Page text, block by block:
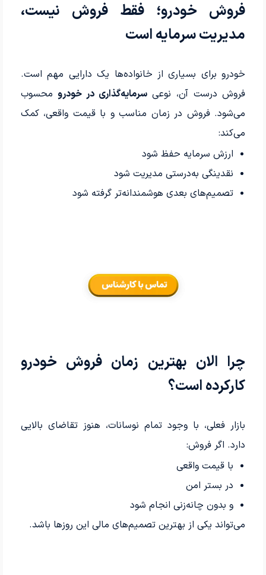
فروش خودرو؛ فقط فروش نیست،
مدیریت سرمایه است
خودرو برای بسیاری از خانواده‌ها یک دارایی مهم است.
فروش درست آن، نوعیسرمایه‌گذاری در خودرومحسوب
می‌شود. فروش در زمان مناسب و با قیمت واقعی، کمک
می‌کند:
ارزش سرمایه حفظ شود
نقدینگی به‌درستی مدیریت شود
تصمیم‌های بعدی هوشمندانه‌تر گرفته شود
چرا الان بهترین زمان فروش خودرو
کارکرده است؟
بازار فعلی، با وجود تمام نوسانات، هنوز تقاضای بالایی
دارد. اگر فروش:
با قیمت واقعی
در بستر امن
و بدون چانه‌زنی انجام شود
می‌تواند یکی از بهترین تصمیم‌های مالی این روزها باشد.